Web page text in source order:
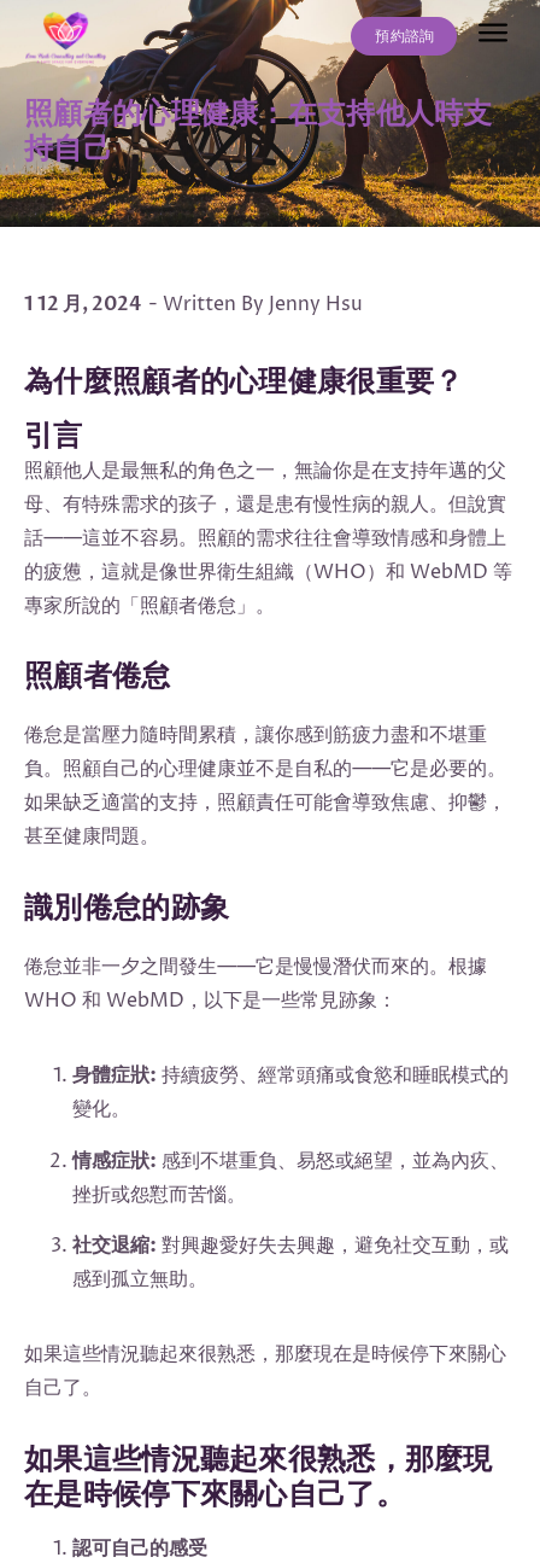
預約諮詢
照顧者的心理健康：在支持他人時支
持自己
1 12 月, 2024 - Written By Jenny Hsu
為什麼照顧者的心理健康很重要？
引言
照顧他人是最無私的角色之一，無論你是在支持年邁的父
母、有特殊需求的孩子，還是患有慢性病的親人。但說實
話——這並不容易。照顧的需求往往會導致情感和身體上
的疲憊，這就是像世界衛生組織（WHO）和 WebMD 等
專家所說的「照顧者倦怠」。
照顧者倦怠
倦怠是當壓力隨時間累積，讓你感到筋疲力盡和不堪重
負。照顧自己的心理健康並不是自私的——它是必要的。
如果缺乏適當的支持，照顧責任可能會導致焦慮、抑鬱，
甚至健康問題。
識別倦怠的跡象
倦怠並非一夕之間發生——它是慢慢潛伏而來的。根據
WHO 和 WebMD，以下是一些常見跡象：
身體症狀: 持續疲勞、經常頭痛或食慾和睡眠模式的
變化。
情感症狀: 感到不堪重負、易怒或絕望，並為內疚、
挫折或怨懟而苦惱。
社交退縮: 對興趣愛好失去興趣，避免社交互動，或
感到孤立無助。
如果這些情況聽起來很熟悉，那麼現在是時候停下來關心
自己了。
如果這些情況聽起來很熟悉，那麼現
在是時候停下來關心自己了。
認可自己的感受